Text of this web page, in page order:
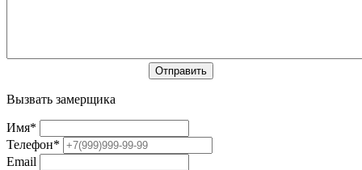
Вызвать замерщика
Имя*
Телефон*
Email